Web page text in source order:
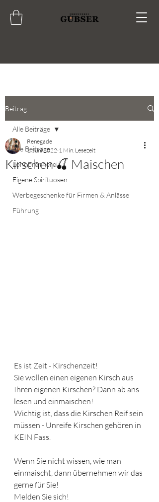
Beitrag
Alle Beiträge
Lohnbrennerei
Eigene Spirituosen
Werbegeschenke für Firmen & Anlässe
Führung
Alle Beiträge
Kirschen 🍒 Maischen
Renegade
1. Juni 2022 1 Min. Lesezeit
Es ist Zeit - Kirschenzeit!
Sie wollen einen eigenen Kirsch aus
Ihren eigenen Kirschen? Dann ab ans
lesen und einmaischen!
Wichtig ist, dass die Kirschen Reif sein
müssen - Unreife Kirschen gehören in
KEIN Fass.
Wenn Sie nicht wissen, wie man
einmaischt, dann übernehmen wir das
gerne für Sie!
Melden Sie sich!